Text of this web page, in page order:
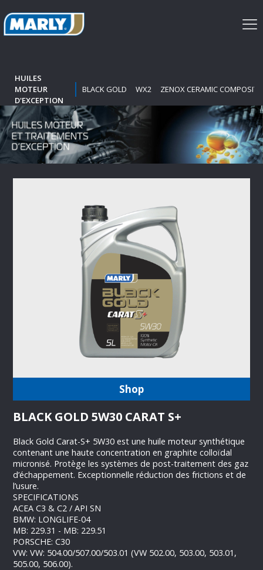
HUILES
MOTEUR
D'EXCEPTION
BLACK GOLD WX2 ZENOX CERAMIC
Shop
BLACK GOLD 5W30 CARAT S+
Black Gold Carat-S+ 5W30 est une huile moteur synthétique
contenant une haute concentration en graphite colloïdal
micronisé. Protège les systèmes de post-traitement des gaz
d’échappement. Exceptionnelle réduction des frictions et de
l’usure.
SPECIFICATIONS
ACEA C3 & C2 / API SN
BMW: LONGLIFE-04
MB: 229.31 - MB: 229.51
PORSCHE: C30
VW: VW: 504.00/507.00/503.01 (VW 502.00, 503.00, 503.01,
505.00, 506.00).